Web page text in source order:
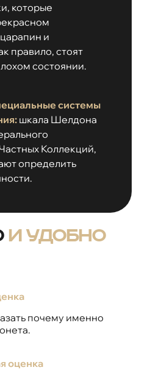
которые
и
правило, стоят
состоянии.
системы
шкала Шелдона
Коллекций,
определить
и удобно
почему именно
оценка